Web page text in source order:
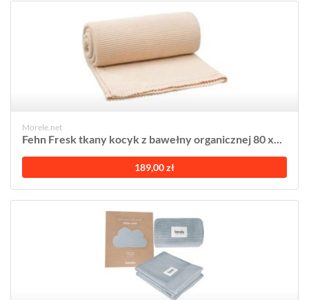
Morele.net
Fehn Fresk tkany kocyk z bawełny organicznej 80 x...
189,00 zł